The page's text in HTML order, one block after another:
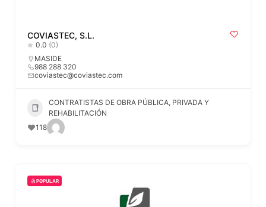
COVIASTEC, S.L.
0.0 (0)
MASIDE
988 288 320
coviastec@coviastec.com
CONTRATISTAS DE OBRA PÚBLICA, PRIVADA Y
REHABILITACIÓN
118
POPULAR